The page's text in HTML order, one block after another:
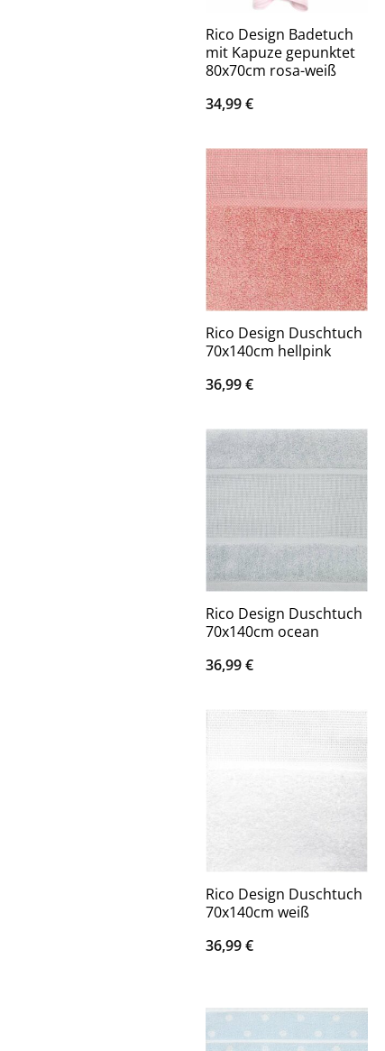
Rico Design Badetuch
mit Kapuze gepunktet
80x70cm rosa-weiß
34,99€
Rico Design Duschtuch
70x140cm hellpink
36,99€
Rico Design Duschtuch
70x140cm ocean
36,99€
Rico Design Duschtuch
70x140cm weiß
36,99€